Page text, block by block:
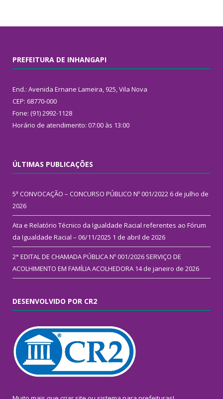
PREFEITURA DE INHANGAPI
End.: Avenida Ernane Lameira, 925, Vila Nova
CEP: 68770-000
Fone: (91) 2992-1128
Horário de atendimento: 07:00 às 13:00
ÚLTIMAS PUBLICAÇÕES
5ª CONVOCAÇÃO – CONCURSO PÚBLICO Nº 001/2022 6 de julho de
2026
Ata e Relatório Técnico da Igualdade Racial referentes ao Fórum
da Igualdade Racial – 06/11/2025 1 de abril de 2026
2° EDITAL DE CHAMADA PÚBLICA Nº 001/2026 SERVIÇO DE
ACOLHIMENTO EM FAMÍLIA ACOLHEDORA 14 de janeiro de 2026
DESENVOLVIDO POR CR2